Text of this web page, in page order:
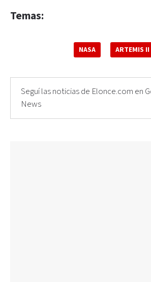
Temas:
NASA ARTEMIS II
Seguí las noticias de Elonce.com en
News